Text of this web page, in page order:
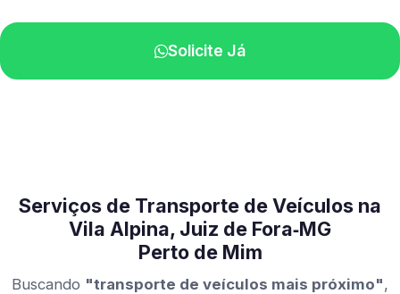
Solicite Já
Serviços de Transporte de Veículos na
Vila Alpina, Juiz de Fora‑MG
Perto de Mim
Buscando "transporte de veículos mais próximo",